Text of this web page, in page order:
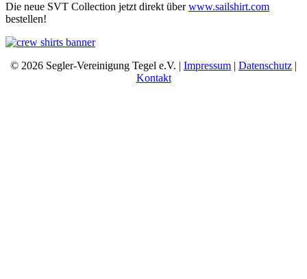
Die neue SVT Collection jetzt direkt überwww.sailshirt.com
bestellen!
© 2026 Segler-Vereinigung Tegel e.V. | Impressum | Datenschutz |
Kontakt